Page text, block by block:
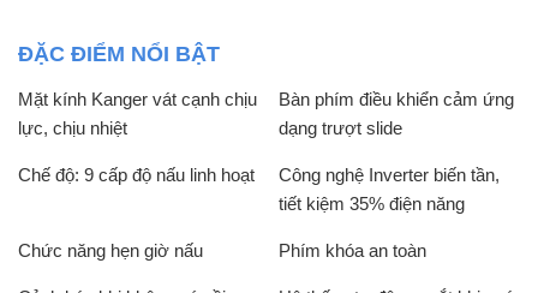
ĐẶC ĐIỂM NỔI BẬT
Mặt kính Kanger vát cạnh chịu
lực, chịu nhiệt
Bàn phím điều khiển cảm ứng
dạng trượt slide
Chế độ: 9 cấp độ nấu linh hoạt
Công nghệ Inverter biến tần,
tiết kiệm 35% điện năng
Chức năng hẹn giờ nấu Phím khóa an toàn